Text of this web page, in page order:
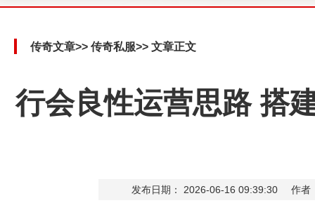
传奇文章>> 传奇私服>> 文章正文
行会良性运营思路 搭
发布日期： 2026-06-16 09:39:30 作者